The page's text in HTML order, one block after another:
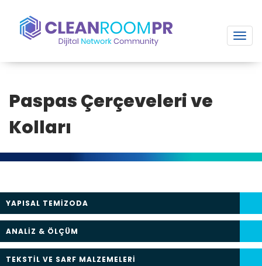
Paspas Çerçeveleri ve
Kolları
YAPISAL TEMİZODA
ANALİZ & ÖLÇÜM
TEKSTİL VE SARF MALZEMELERİ